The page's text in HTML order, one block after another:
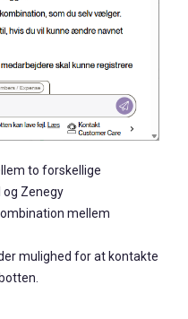
to forskellige
og Zenegy
mellem
mulighed for at kontakte